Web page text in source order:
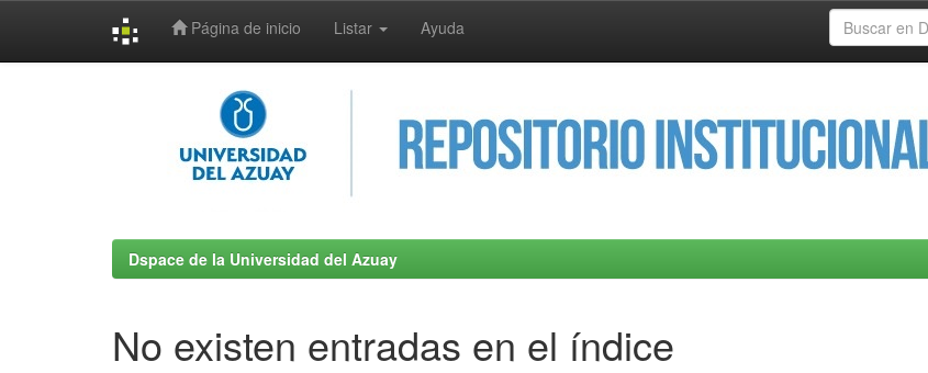
Página de inicio Listar Ayuda
Dspace de la Universidad del Azuay
No existen entradas en el índice